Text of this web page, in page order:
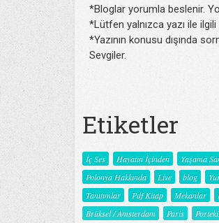
*Bloglar yorumla beslenir.
*Lütfen yalnızca yazı ile ilgili
*Yazının konusu dışında
Sevgiler.
Etiketler
İç Ses Hayatın İçinden Yaşama
Polonya Hakkında
Live blog
Tanıtımlar
Pdf Kitap Mekanlar
Brüksel / Amsterdam
Paris